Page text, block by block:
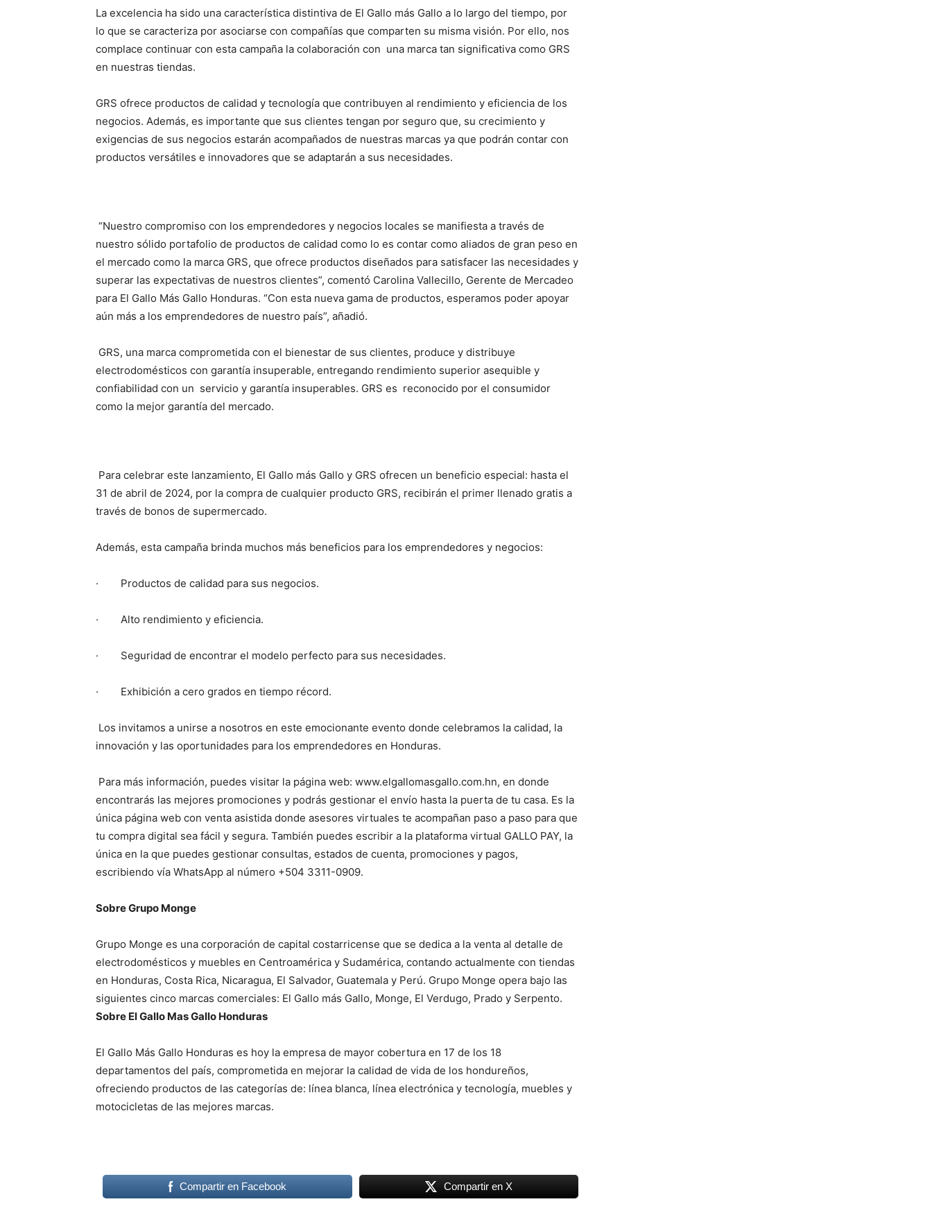
La excelencia ha sido una característica distintiva de El Gallo más Gallo a lo largo del tiempo, por
lo que se caracteriza por asociarse con compañías que comparten su misma visión. Por ello, nos
complace continuar con esta campaña la colaboración con una marca tan significativa como GRS
en nuestras tiendas.
GRS ofrece productos de calidad y tecnología que contribuyen al rendimiento y eficiencia de los
negocios. Además, es importante que sus clientes tengan por seguro que, su crecimiento y
exigencias de sus negocios estarán acompañados de nuestras marcas ya que podrán contar con
productos versátiles e innovadores que se adaptarán a sus necesidades.
“Nuestro compromiso con los emprendedores y negocios locales se manifiesta a través de
nuestro sólido portafolio de productos de calidad como lo es contar como aliados de gran peso en
el mercado como la marca GRS, que ofrece productos diseñados para satisfacer las necesidades y
superar las expectativas de nuestros clientes”, comentó Carolina Vallecillo, Gerente de Mercadeo
para El Gallo Más Gallo Honduras. “Con esta nueva gama de productos, esperamos poder apoyar
aún más a los emprendedores de nuestro país”, añadió.
GRS, una marca comprometida con el bienestar de sus clientes, produce y distribuye
electrodomésticos con garantía insuperable, entregando rendimiento superior asequible y
confiabilidad con un servicio y garantía insuperables. GRS es reconocido por el consumidor
como la mejor garantía del mercado.
Para celebrar este lanzamiento, El Gallo más Gallo y GRS ofrecen un beneficio especial: hasta el
31 de abril de 2024, por la compra de cualquier producto GRS, recibirán el primer llenado gratis a
través de bonos de supermercado.
Además, esta campaña brinda muchos más beneficios para los emprendedores y negocios:
· Productos de calidad para sus negocios.
· Alto rendimiento y eficiencia.
· Seguridad de encontrar el modelo perfecto para sus necesidades.
· Exhibición a cero grados en tiempo récord.
Los invitamos a unirse a nosotros en este emocionante evento donde celebramos la calidad, la
innovación y las oportunidades para los emprendedores en Honduras.
Para más información, puedes visitar la página web: www.elgallomasgallo.com.hn, en donde
encontrarás las mejores promociones y podrás gestionar el envío hasta la puerta de tu casa. Es la
única página web con venta asistida donde asesores virtuales te acompañan paso a paso para que
tu compra digital sea fácil y segura. También puedes escribir a la plataforma virtual GALLO PAY, la
única en la que puedes gestionar consultas, estados de cuenta, promociones y pagos,
escribiendo vía WhatsApp al número +504 3311-0909.
Sobre Grupo Monge
Grupo Monge es una corporación de capital costarricense que se dedica a la venta al detalle de
electrodomésticos y muebles en Centroamérica y Sudamérica, contando actualmente con tiendas
en Honduras, Costa Rica, Nicaragua, El Salvador, Guatemala y Perú. Grupo Monge opera bajo las
siguientes cinco marcas comerciales: El Gallo más Gallo, Monge, El Verdugo, Prado y Serpento.
Sobre El Gallo Mas Gallo Honduras
El Gallo Más Gallo Honduras es hoy la empresa de mayor cobertura en 17 de los 18
departamentos del país, comprometida en mejorar la calidad de vida de los hondureños,
ofreciendo productos de las categorías de: línea blanca, línea electrónica y tecnología, muebles y
motocicletas de las mejores marcas.
Compartir en Facebook Compartir en X